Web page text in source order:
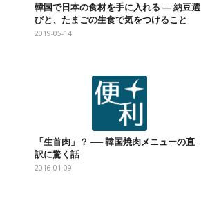
韓国で日本の食材を手に入れる ― 納豆選
びと、たまごの生食で気をつけること
2019-05-14
「生首肉」？ ── 韓国焼肉メニューの直
訳に驚く話
2016-01-09